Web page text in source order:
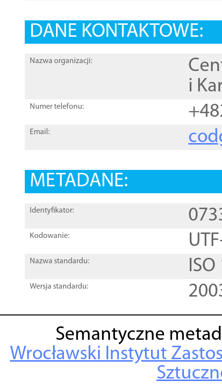
DANE KONTAKTOWE:
Nazwa organizacji:
i
Numer telefonu:
Email:
METADANE:
Identyfikator:
Kodowanie:
Nazwa standardu:
Wersja standardu:
Semantyczne
Wrocławski Instytut